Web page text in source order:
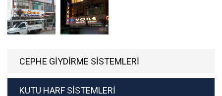
CEPHE GİYDİRME SİSTEMLERİ
KUTU HARF SİSTEMLERİ